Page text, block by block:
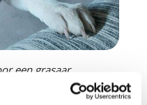
een grasaar